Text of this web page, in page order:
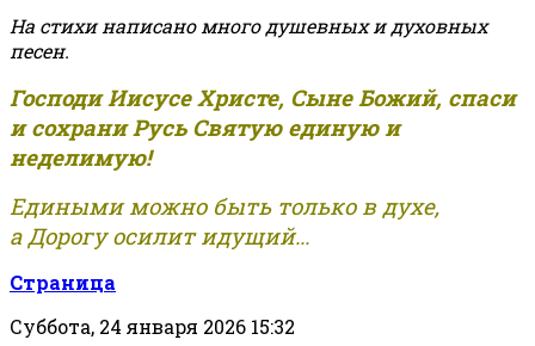
На стихи написано много душевных и духовных
песен.
Господи Иисусе Христе, Сыне Божий, спаси
и сохрани Русь Святую единую и
неделимую!
Едиными можно быть только в духе,
а Дорогу осилит идущий...
Страница
Суббота, 24 января 2026 15:32